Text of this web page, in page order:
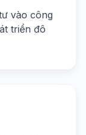
vào công
triển đô